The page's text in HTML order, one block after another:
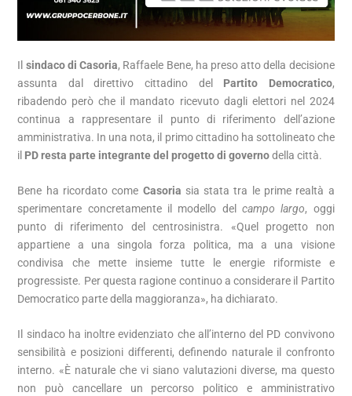
Il sindaco di Casoria, Raffaele Bene, ha preso atto della decisione
assunta dal direttivo cittadino del Partito Democratico,
ribadendo però che il mandato ricevuto dagli elettori nel 2024
continua a rappresentare il punto di riferimento dell’azione
amministrativa. In una nota, il primo cittadino ha sottolineato che
il PD resta parte integrante del progetto di governodella città.
Bene ha ricordato come Casoria sia stata tra le prime realtà a
sperimentare concretamente il modello del campo largo, oggi
punto di riferimento del centrosinistra. «Quel progetto non
appartiene a una singola forza politica, ma a una visione
condivisa che mette insieme tutte le energie riformiste e
progressiste. Per questa ragione continuo a considerare il Partito
Democratico parte della maggioranza», ha dichiarato.
Il sindaco ha inoltre evidenziato che all’interno del PD convivono
sensibilità e posizioni differenti, definendo naturale il confronto
interno. «È naturale che vi siano valutazioni diverse, ma questo
non può cancellare un percorso politico e amministrativo